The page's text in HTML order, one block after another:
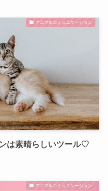
アニマルコミュニケーション
は素晴らしいツール♡
アニマルコミュニケーション